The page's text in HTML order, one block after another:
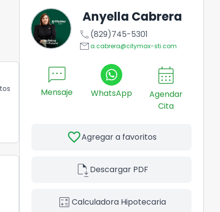
Anyella Cabrera
call (829)745-5301
emaila.cabrera@citymax-sti.com
sms
Mensaje WhatsApp
calendar_month
Agendar
Cita
favoriteAgregar a favoritos
file_saveDescargar PDF
calculate Calculadora Hipotecaria